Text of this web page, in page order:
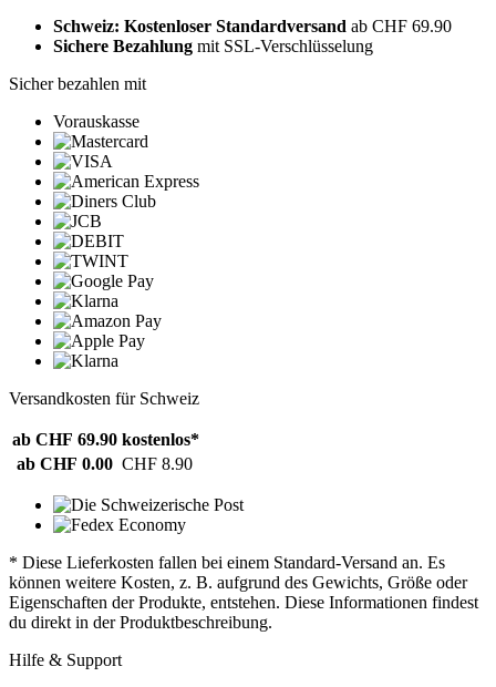
Schweiz: Kostenloser Standardversand ab CHF 69.90
Sichere Bezahlung mit SSL-Verschlüsselung
Sicher bezahlen mit
Vorauskasse
Versandkosten für Schweiz
ab CHF 69.90 kostenlos*
ab CHF 0.00 CHF 8.90
* Diese Lieferkosten fallen bei einem Standard-Versand an. Es
können weitere Kosten, z. B. aufgrund des Gewichts, Größe oder
Eigenschaften der Produkte, entstehen. Diese Informationen findest
du direkt in der Produktbeschreibung.
Hilfe & Support